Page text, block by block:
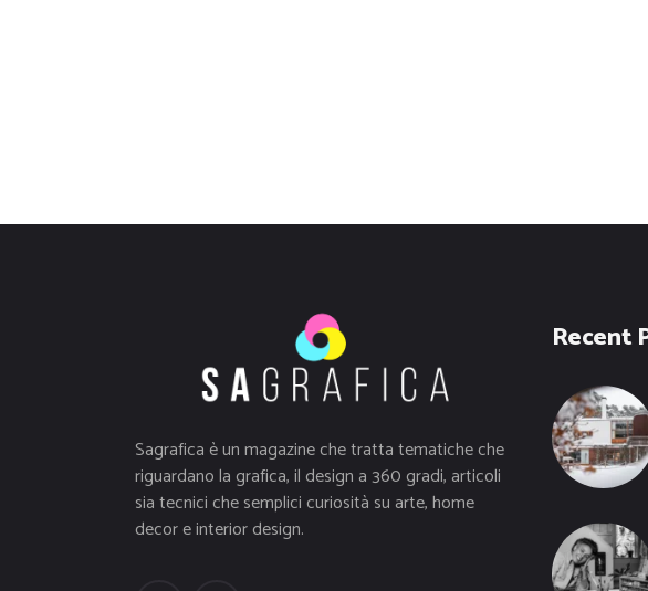
Sagrafica è un magazine che tratta tematiche che
riguardano la grafica, il design a 360 gradi, articoli
sia tecnici che semplici curiosità su arte, home
decor e interior design.
Recent